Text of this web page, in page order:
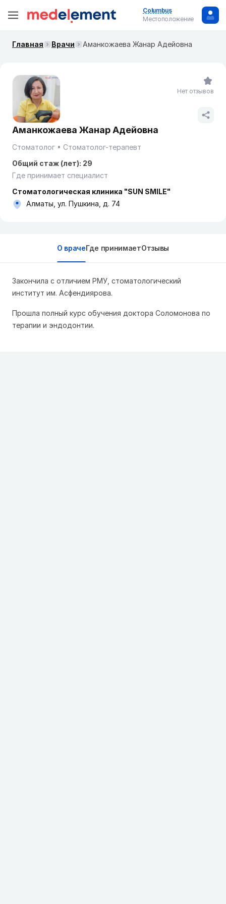
Columbus
Местоположение
Главная Врачи Аманкожаева Жанар Адейовна
Аманкожаева Жанар Адейовна
Стоматолог
Стоматолог-терапевт
Общий стаж (лет): 29
Где принимает специалист
Стоматологическая клиника "SUN SMILE"
Алматы, ул. Пушкина, д. 74
Нет отзывов
О врачеГде принимаетОтзывы
Закончила с отличием РМУ, стоматологический
институт им. Асфендиярова.
Прошла полный курс обучения доктора Соломонова по
терапии и эндодонтии.